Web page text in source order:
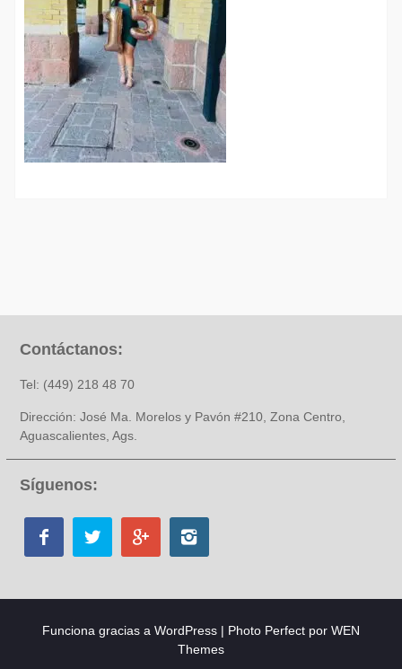
Contáctanos:
Tel: (449) 218 48 70
Dirección: José Ma. Morelos y Pavón #210, Zona Centro,
Aguascalientes, Ags.
Síguenos:
Funciona gracias a WordPress | Photo Perfect por WEN
Themes